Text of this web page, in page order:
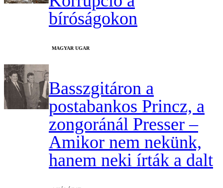
bíróságokon
MAGYAR UGAR
Basszgitáron a
postabankos Princz, a
zongoránál Presser –
Amikor nem nekünk,
hanem neki írták a dalt